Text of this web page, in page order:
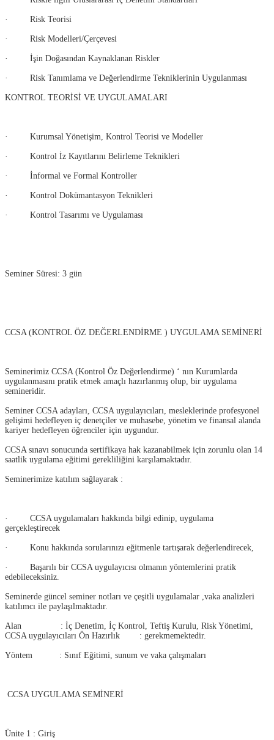
· Risk Teorisi
· Risk Modelleri/Çerçevesi
· İşin Doğasından Kaynaklanan Riskler
· Risk Tanımlama ve Değerlendirme Tekniklerinin Uygulanması
KONTROL TEORİSİ VE UYGULAMALARI
· Kurumsal Yönetişim, Kontrol Teorisi ve Modeller
· Kontrol İz Kayıtlarını Belirleme Teknikleri
· İnformal ve Formal Kontroller
· Kontrol Dokümantasyon Teknikleri
· Kontrol Tasarımı ve Uygulaması
Seminer Süresi: 3 gün
CCSA (KONTROL ÖZ DEĞERLENDİRME ) UYGULAMA SEMİNERİ
Seminerimiz CCSA (Kontrol Öz Değerlendirme) ‘ nın Kurumlarda
uygulanmasını pratik etmek amaçlı hazırlanmış olup, bir uygulama
semineridir.
Seminer CCSA adayları, CCSA uygulayıcıları, mesleklerinde profesyonel
gelişimi hedefleyen iç denetçiler ve muhasebe, yönetim ve finansal alanda
kariyer hedefleyen öğrenciler için uygundur.
CCSA sınavı sonucunda sertifikaya hak kazanabilmek için zorunlu olan 14
saatlik uygulama eğitimi gerekliliğini karşılamaktadır.
Seminerimize katılım sağlayarak :
· CCSA uygulamaları hakkında bilgi edinip, uygulama
gerçekleştirecek
· Konu hakkında sorularınızı eğitmenle tartışarak değerlendirecek,
· Başarılı bir CCSA uygulayıcısı olmanın yöntemlerini pratik
edebileceksiniz.
Seminerde güncel seminer notları ve çeşitli uygulamalar ,vaka analizleri
katılımcı ile paylaşılmaktadır.
Alan : İç Denetim, İç Kontrol, Teftiş Kurulu, Risk Yönetimi,
CCSA uygulayıcıları Ön Hazırlık : gerekmemektedir.
Yöntem : Sınıf Eğitimi, sunum ve vaka çalışmaları
CCSA UYGULAMA SEMİNERİ
Ünite 1 : Giriş